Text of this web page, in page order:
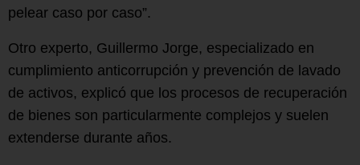
pelear caso por caso”.
Otro experto, Guillermo Jorge, especializado en
cumplimiento anticorrupción y prevención de lavado
de activos, explicó que los procesos de recuperación
de bienes son particularmente complejos y suelen
extenderse durante años.